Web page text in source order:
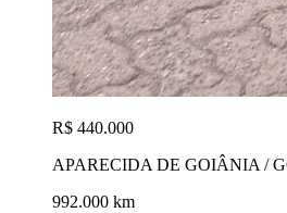
R$ 440.000
APARECIDA DE GOIÂNIA /
992.000 km